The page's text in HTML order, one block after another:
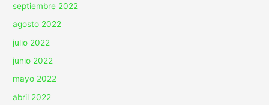
septiembre 2022
agosto 2022
julio 2022
junio 2022
mayo 2022
abril 2022